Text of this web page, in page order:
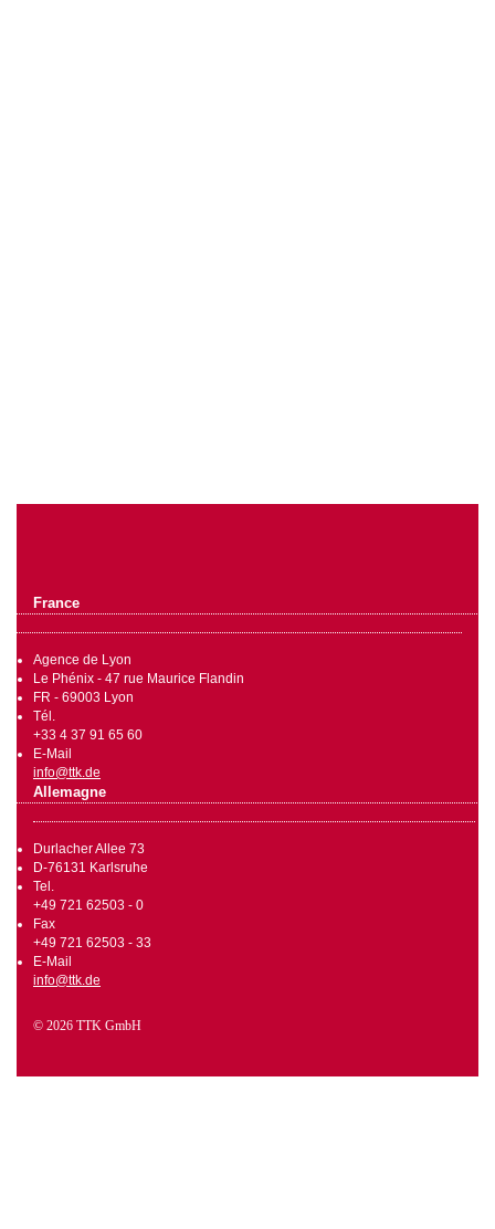
France
Agence de Lyon
Le Phénix - 47 rue Maurice Flandin
FR - 69003 Lyon
Tél.
+33 4 37 91 65 60
E-Mail
info@ttk.de
Allemagne
Durlacher Allee 73
D-76131 Karlsruhe
Tel.
+49 721 62503 - 0
Fax
+49 721 62503 - 33
E-Mail
info@ttk.de
© 2026 TTK GmbH